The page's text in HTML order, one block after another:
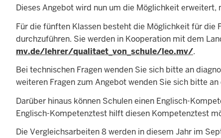
Dieses Angebot wird nun um die Möglichkeit
Für die fünften Klassen besteht die Möglichkeit für die
durchzuführen. Sie werden in Kooperation mit dem
mv.de/lehrer/qualitaet_von_schule/leo.mv/.
Bei technischen Fragen wenden Sie sich bitte an
weiteren Fragen zum Angebot wenden Sie sich bitte an
Darüber hinaus können Schulen einen Englisch-
Englisch-Kompetenztest hilft diesen Kompetenztest
Die Vergleichsarbeiten 8 werden in diesem Jahr im